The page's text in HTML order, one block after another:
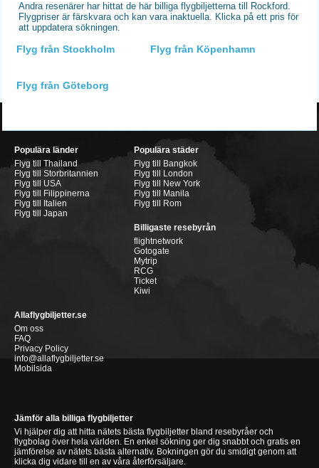
Andra resenärer har hittat de här billiga flygbiljetterna till Rockford.
Flygpriser är färskvara och kan vara inaktuella. Klicka på ett pris för
att uppdatera sökningen.
Flyg från Stockholm Flyg från Köpenhamn
Flyg från Göteborg
Populära länder
Flyg till Thailand
Flyg till Storbritannien
Flyg till USA
Flyg till Filippinerna
Flyg till Italien
Flyg till Japan
Populära städer
Flyg till Bangkok
Flyg till London
Flyg till New York
Flyg till Manila
Flyg till Rom
Billigaste resebyrån
flightnetwork
Gotogate
Mytrip
RCG
Ticket
Kiwi
Allaflygbiljetter.se
Om oss
FAQ
Privacy Policy
info@allaflygbiljetter.se
Mobilsida
Jämför alla billiga flygbiljetter
Vi hjälper dig att hitta nätets bästa flygbiljetter bland resebyråer och
flygbolag över hela världen. En enkel sökning ger dig snabbt och gratis en
jämförelse av nätets bästa alternativ. Bokningen gör du smidigt genom att
klicka dig vidare till en av våra återförsäljare.